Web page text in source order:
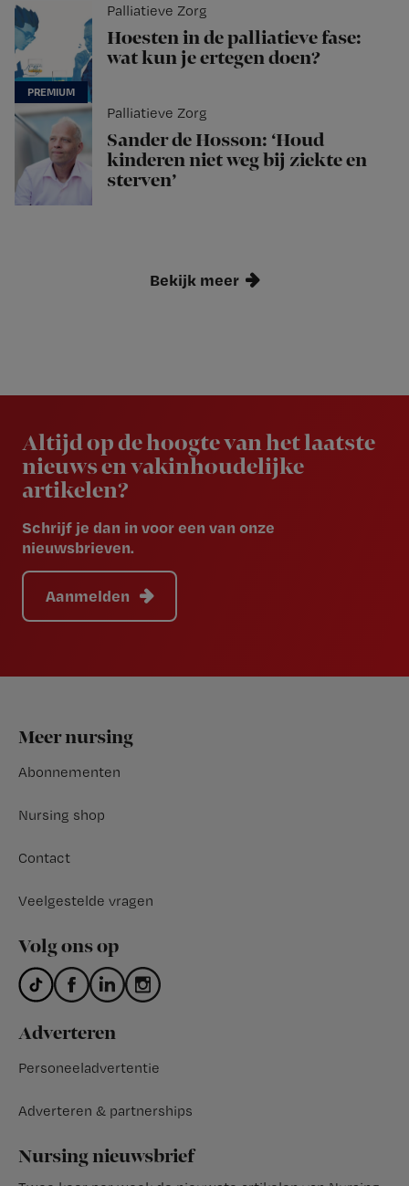
Palliatieve Zorg
Hoesten in de palliatieve fase:
wat kun je ertegen doen?
Palliatieve Zorg
Sander de Hosson: ‘Houd
kinderen niet weg bij ziekte en
sterven’
Bekijk meer
Altijd op de hoogte van het laatste
nieuws en vakinhoudelijke
artikelen?
Schrijf je dan in voor een van onze
nieuwsbrieven.
Aanmelden
Footer
Meer nursing
Abonnementen
Nursing shop
Contact
Veelgestelde vragen
Volg ons op
Adverteren
Personeeladvertentie
Adverteren & partnerships
Nursing nieuwsbrief